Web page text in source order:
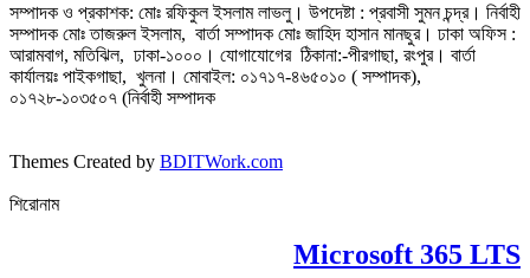
সম্পাদক ও প্রকাশক: মোঃ রফিকুল ইসলাম লাভলু। উপদেষ্টা : প্রবাসী সুমন চন্দ্র। নির্বাহী
সম্পাদক মোঃ তাজরুল‌‌ ইসলাম, বার্তা সম্পাদক মোঃ জাহিদ হাসান মানছুর। ঢাকা অফিস :
আরামবাগ, মতিঝিল, ঢাকা-১০০০। যোগাযোগের ঠিকানা:-পীরগাছা‌, রংপুর। বার্তা
কার্যালয়ঃ পাইকগাছা, খুলনা। মোবাইল: ০১৭১৭-৪৬৫০১০ ( সম্পাদক),
০১৭২৮-১০৩৫০৭ (নির্বাহী সম্পাদক
Themes Created by BDITWork.com
শিরোনাম
Microsoft 365